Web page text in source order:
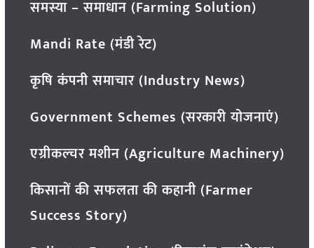
समस्या – समाधान (Farming Solution)
Mandi Rate (मंडी रेट)
कृषि कंपनी समाचार (Industry News)
Government Schemes (सरकारी योजनाएं)
एग्रीकल्चर मशीन (Agriculture Machinery)
किसानों की सफलता की कहानी (Farmer
Success Story)